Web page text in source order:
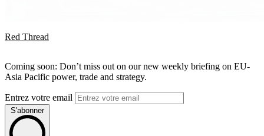
Red Thread
Coming soon: Don’t miss out on our new weekly briefing on EU-
Asia Pacific power, trade and strategy.
Entrez votre email
S'abonner